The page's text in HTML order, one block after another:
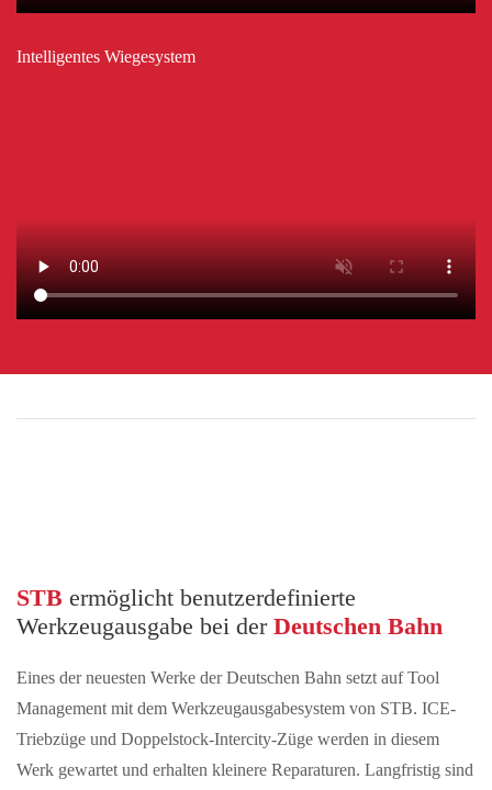
Intelligentes Wiegesystem
STB ermöglicht benutzerdefinierte
Werkzeugausgabe bei der Deutschen Bahn
Eines der neuesten Werke der Deutschen Bahn setzt auf Tool
Management mit dem Werkzeugausgabesystem von STB. ICE-
Triebzüge und Doppelstock-Intercity-Züge werden in diesem
Werk gewartet und erhalten kleinere Reparaturen. Langfristig sind